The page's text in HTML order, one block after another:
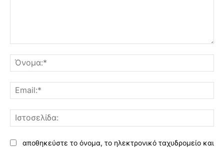
αποθηκεύστε το όνομα, το ηλεκτρονικό ταχυδρομείο και